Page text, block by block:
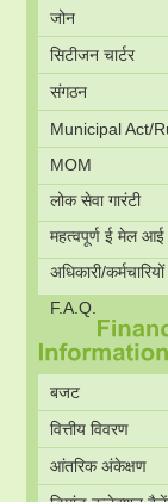
जोन
सिटीजन चार्टर
संगठन
Municipal Act/
MOM
लोक सेवा गारंटी
महत्वपूर्ण ई मेल आई
अधिकारी/
F.A.Q.
बजट
वित्तीय विवरण
आंतरिक अंकेक्षण